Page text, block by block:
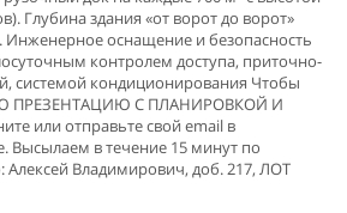
Глубина здания «от ворот до ворот»
Инженерное оснащение и безопасность
контролем доступа, приточно-
системой кондиционирования Чтобы
ПРЕЗЕНТАЦИЮ С ПЛАНИРОВКОЙ И
или отправьте свой email в
Высылаем в течение 15 минут по
Владимирович, доб. 217, ЛОТ